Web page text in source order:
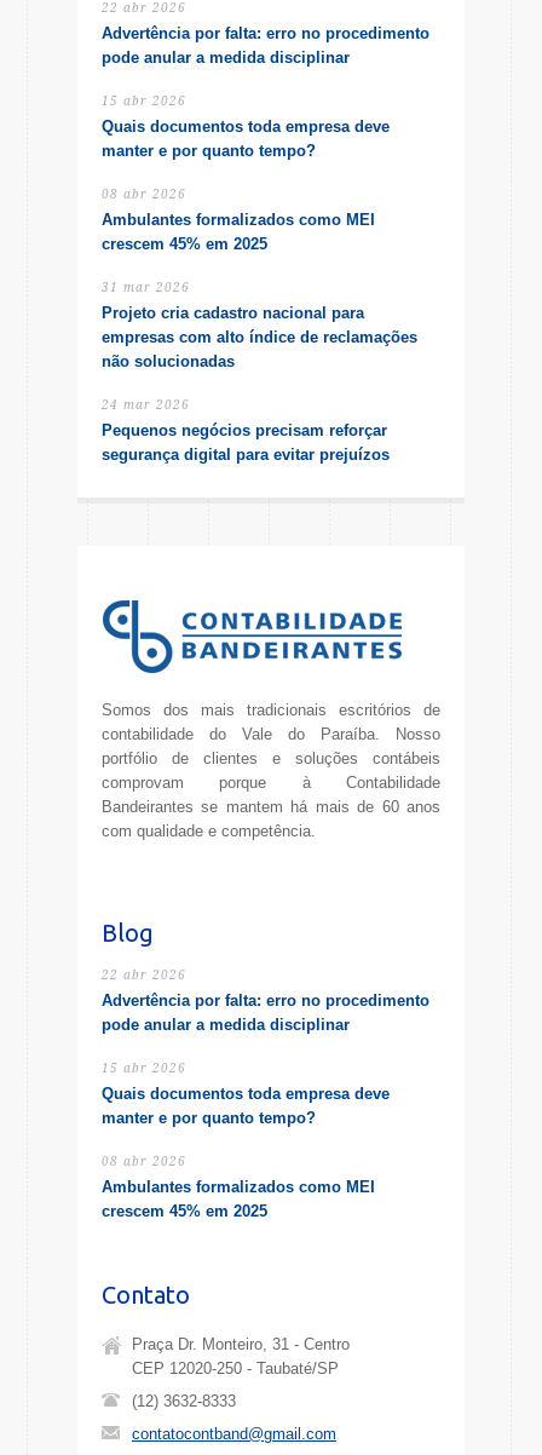
22 abr 2026
Advertência por falta: erro no procedimento
pode anular a medida disciplinar
15 abr 2026
Quais documentos toda empresa deve
manter e por quanto tempo?
08 abr 2026
Ambulantes formalizados como MEI
crescem 45% em 2025
31 mar 2026
Projeto cria cadastro nacional para
empresas com alto índice de reclamações
não solucionadas
24 mar 2026
Pequenos negócios precisam reforçar
segurança digital para evitar prejuízos
Somos dos mais tradicionais escritórios de
contabilidade do Vale do Paraíba. Nosso
portfólio de clientes e soluções contábeis
comprovam porque à Contabilidade
Bandeirantes se mantem há mais de 60 anos
com qualidade e competência.
Blog
22 abr 2026
Advertência por falta: erro no procedimento
pode anular a medida disciplinar
15 abr 2026
Quais documentos toda empresa deve
manter e por quanto tempo?
08 abr 2026
Ambulantes formalizados como MEI
crescem 45% em 2025
Contato
Praça Dr. Monteiro, 31 - Centro
CEP 12020-250 - Taubaté/SP
(12) 3632-8333
contatocontband@gmail.com